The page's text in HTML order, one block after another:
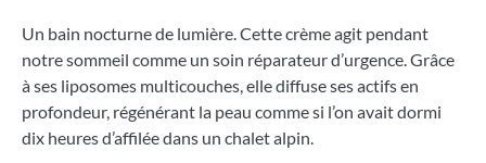
Un bain nocturne de lumière. Cette crème agit pendant
notre sommeil comme un soin réparateur d’urgence. Grâce
à ses liposomes multicouches, elle diffuse ses actifs en
profondeur, régénérant la peau comme si l’on avait dormi
dix heures d’affilée dans un chalet alpin.